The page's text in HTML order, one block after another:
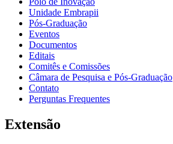
Unidade Embrapii
Pós-Graduação
Eventos
Documentos
Editais
Comitês e Comissões
Câmara de Pesquisa e Pós-Graduação
Contato
Perguntas Frequentes
Extensão